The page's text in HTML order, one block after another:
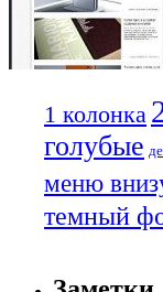
1 колонка
голубые
меню
темный